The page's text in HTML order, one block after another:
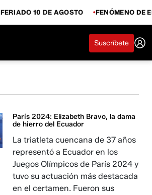
FERIADO 10 DE AGOSTO FENÓMENO DE
Suscríbete
París 2024: Elizabeth Bravo, la dama
de hierro del Ecuador
La triatleta cuencana de 37 años
representó a Ecuador en los
Juegos Olímpicos de París 2024 y
tuvo su actuación más destacada
en el certamen. Fueron sus